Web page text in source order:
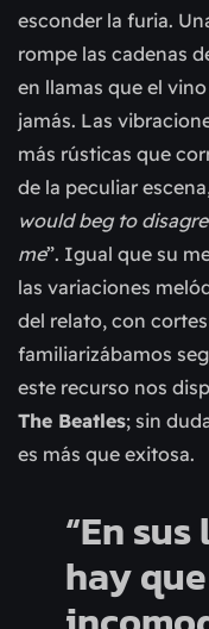
esconder la furia.
rompe las cadenas
en llamas que el
jamás. Las
más rústicas que
de la peculiar
would beg to
me”. Igual que su
las variaciones
del relato, con
familiarizábamos
este recurso nos
The Beatles; sin
es más que exitosa.
“En
hay